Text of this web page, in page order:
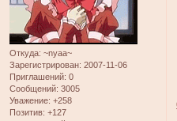
Откуда: ~nyaa~
Зарегистрирован: 2007-11-06
Приглашений: 0
Сообщений: 3005
Уважение: +258
Позитив: +127